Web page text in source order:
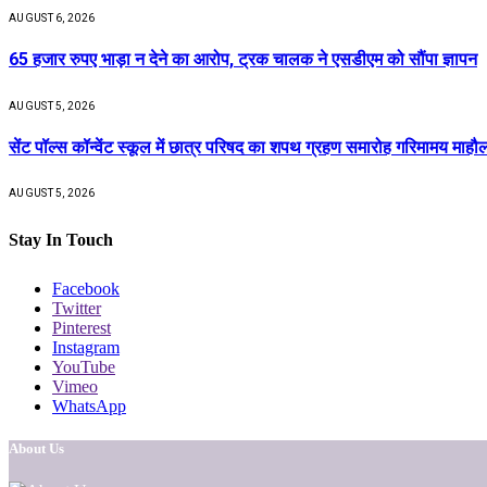
AUGUST 6, 2026
65 हजार रुपए भाड़ा न देने का आरोप, ट्रक चालक ने एसडीएम को सौंपा ज्ञापन
AUGUST 5, 2026
सेंट पॉल्स कॉन्वेंट स्कूल में छात्र परिषद का शपथ ग्रहण समारोह गरिमामय
AUGUST 5, 2026
Stay In Touch
Facebook
Twitter
Pinterest
Instagram
YouTube
Vimeo
WhatsApp
About Us